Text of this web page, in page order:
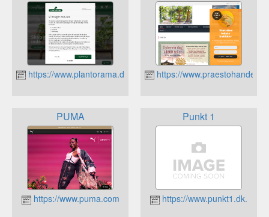
https://www.plantorama.dk https://www.praestohandel.dk
PUMA
https://www.puma.com
Punkt 1
https://www.punkt1.dk.